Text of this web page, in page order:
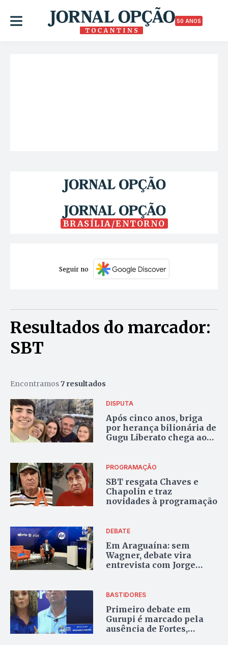
50 ANOS
BRASÍLIA/ENTORNO
Seguir no
Resultados do marcador:
SBT
Encontramos7 resultados
DISPUTA
Após cinco anos, briga
por herança bilionária de
Gugu Liberato chega ao
PROGRAMAÇÃO
SBT resgata Chaves e
Chapolin e traz
novidades à programação
DEBATE
Em Araguaína: sem
Wagner, debate vira
entrevista com Jorge
BASTIDORES
Primeiro debate em
Gurupi é marcado pela
ausência de Fortes,